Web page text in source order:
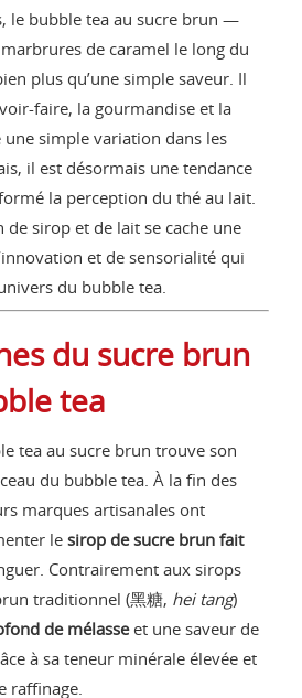
le bubble tea au sucre brun —
de caramel le long du
plus qu’une simple saveur. Il
faire, la gourmandise et la
simple variation dans les
il est désormais une tendance
la perception du thé au lait.
sirop et de lait se cache une
et de sensorialité qui
du bubble tea.
du sucre brun
tea
tea au sucre brun trouve son
du bubble tea. À la fin des
marques artisanales ont
le sirop de sucre brun fait
Contrairement aux sirops
traditionnel (黑糖, hei tang)
de mélasseet une saveur de
à sa teneur minérale élevée et
raffinage.